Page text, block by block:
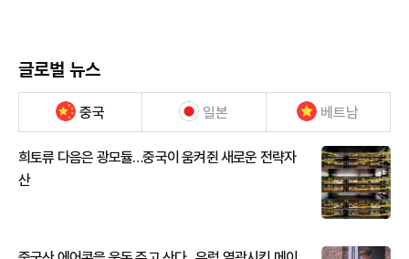
글로벌 뉴스
중국 일본 베트남
희토류 다음은 광모듈…중국이 움켜쥔 새로운 전략자
산